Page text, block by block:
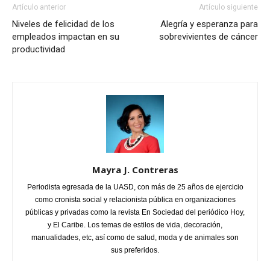
Artículo anterior
Niveles de felicidad de los
empleados impactan en su
productividad
Artículo siguiente
Alegría y esperanza para
sobrevivientes de cáncer
Mayra J. Contreras
Periodista egresada de la UASD, con más de 25 años de ejercicio
como cronista social y relacionista pública en organizaciones
públicas y privadas como la revista En Sociedad del periódico Hoy,
y El Caribe. Los temas de estilos de vida, decoración,
manualidades, etc, así como de salud, moda y de animales son
sus preferidos.